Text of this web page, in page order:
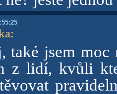
:
také jsem
z lidí, kvůli